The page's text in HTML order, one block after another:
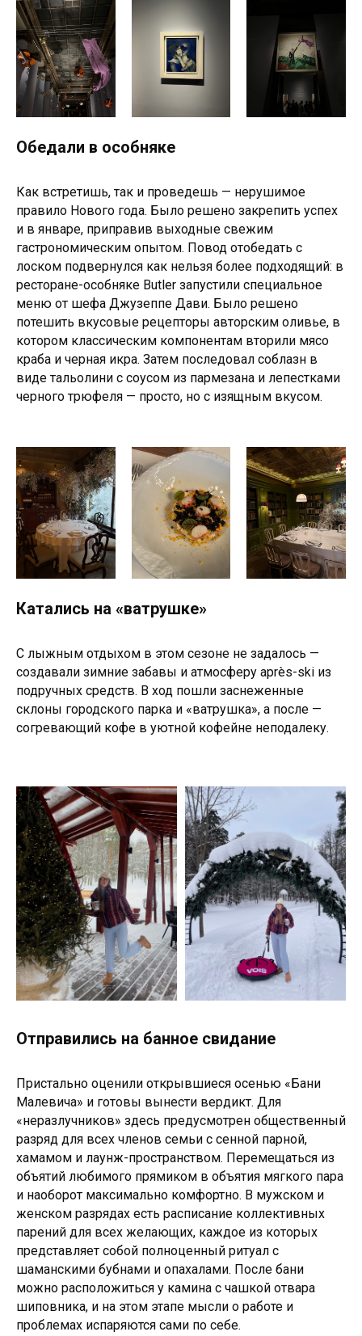
Обедали в особняке
Как встретишь, так и проведешь — нерушимое
правило Нового года. Было решено закрепить успех
и в январе, приправив выходные свежим
гастрономическим опытом. Повод отобедать с
лоском подвернулся как нельзя более подходящий: в
ресторане-особняке Butler запустили специальное
меню от шефа Джузеппе Дави. Было решено
потешить вкусовые рецепторы авторским оливье, в
котором классическим компонентам вторили мясо
краба и черная икра. Затем последовал соблазн в
виде тальолини с соусом из пармезана и лепестками
черного трюфеля — просто, но с изящным вкусом.
Катались на «ватрушке»
С лыжным отдыхом в этом сезоне не задалось —
создавали зимние забавы и атмосферу après-ski из
подручных средств. В ход пошли заснеженные
склоны городского парка и «ватрушка», а после —
согревающий кофе в уютной кофейне неподалеку.
Отправились на банное свидание
Пристально оценили открывшиеся осенью «Бани
Малевича» и готовы вынести вердикт. Для
«неразлучников» здесь предусмотрен общественный
разряд для всех членов семьи с сенной парной,
хамамом и лаунж-пространством. Перемещаться из
объятий любимого прямиком в объятия мягкого пара
и наоборот максимально комфортно. В мужском и
женском разрядах есть расписание коллективных
парений для всех желающих, каждое из которых
представляет собой полноценный ритуал с
шаманскими бубнами и опахалами. После бани
можно расположиться у камина с чашкой отвара
шиповника, и на этом этапе мысли о работе и
проблемах испаряются сами по себе.